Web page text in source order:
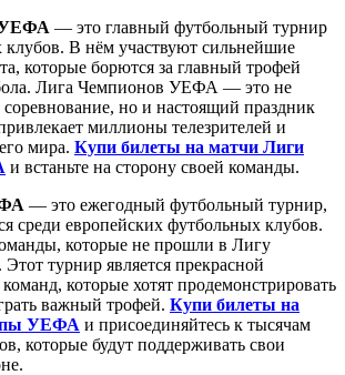
УЕФА — это главный футбольный турнир
клубов. В нём участвуют сильнейшие
которые борются за главный трофей
Лига Чемпионов УЕФА — это не
соревнование, но и настоящий праздник
миллионы телезрителей и
мира. Купи билеты на матчи Лиги
и встаньте на сторону своей команды.
— это ежегодный футбольный турнир,
среди европейских футбольных клубов.
которые не прошли в Лигу
турнир является прекрасной
которые хотят продемонстрировать
важный трофей. Купи билеты на
УЕФА и присоединяйтесь к тысячам
которые будут поддерживать свои